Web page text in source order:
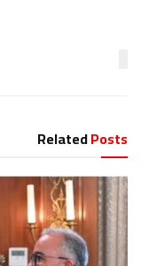
RelatedPosts